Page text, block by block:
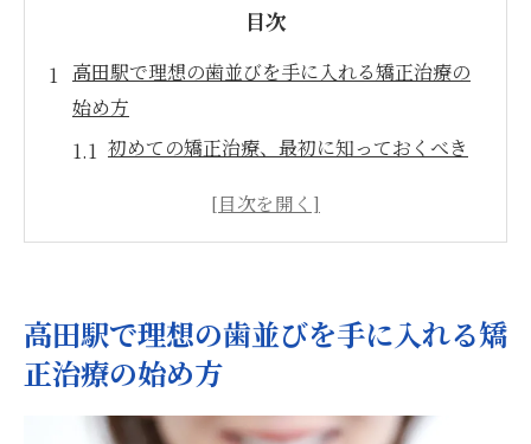
目次
高田駅で理想の歯並びを手に入れる矯正治療の
始め方
初めての矯正治療、最初に知っておくべき
失敗しない歯医者選びの秘訣
初診での不安を解消するためのQ&A
最新技術を駆使した高田駅の歯並び矯正が人気
高田駅で理想の歯並びを手に入れる矯
正治療の始め方